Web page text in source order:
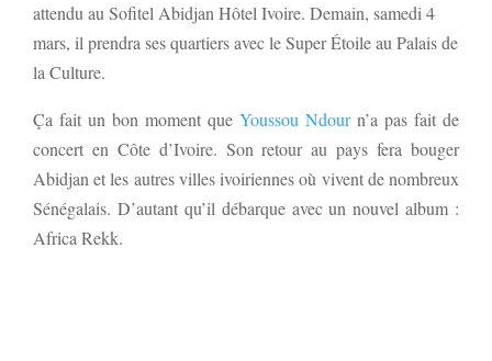
attendu au Sofitel Abidjan Hôtel Ivoire. Demain, samedi 4
mars, il prendra ses quartiers avec le Super Étoile au Palais de
la Culture.
Ça fait un bon moment que Youssou Ndourn’a pas fait de
concert en Côte d’Ivoire. Son retour au pays fera bouger
Abidjan et les autres villes ivoiriennes où vivent de nombreux
Sénégalais. D’autant qu’il débarque avec un nouvel album :
Africa Rekk.